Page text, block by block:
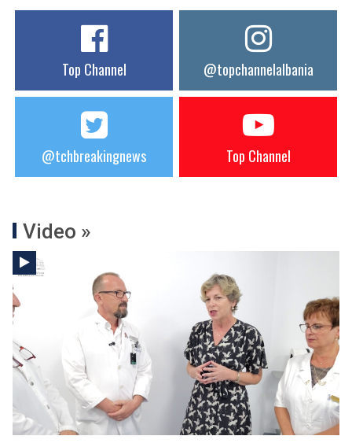
Top Channel @topchannelalbania
@tchbreakingnews Top Channel
Video »